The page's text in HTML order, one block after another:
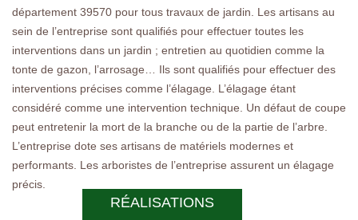
RÉALISATIONS
département 39570 pour tous travaux de jardin. Les artisans au
sein de l’entreprise sont qualifiés pour effectuer toutes les
interventions dans un jardin ; entretien au quotidien comme la
tonte de gazon, l’arrosage… Ils sont qualifiés pour effectuer des
interventions précises comme l’élagage. L’élagage étant
considéré comme une intervention technique. Un défaut de coupe
peut entretenir la mort de la branche ou de la partie de l’arbre.
L’entreprise dote ses artisans de matériels modernes et
performants. Les arboristes de l’entreprise assurent un élagage
précis.